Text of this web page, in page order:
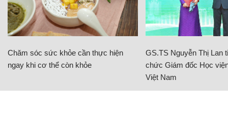
Chăm sóc sức khỏe cần thực hiện
ngay khi cơ thể còn khỏe
GS.TS Nguyễn Thị Lan
chức Giám đốc Học
Việt Nam